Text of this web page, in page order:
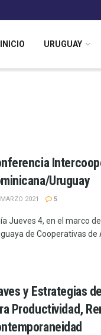
INICIO URUGUAY
Uruguay
2021 5
Jueves 4, en el marco
de Cooperativas de
y Estrategias
Productividad,